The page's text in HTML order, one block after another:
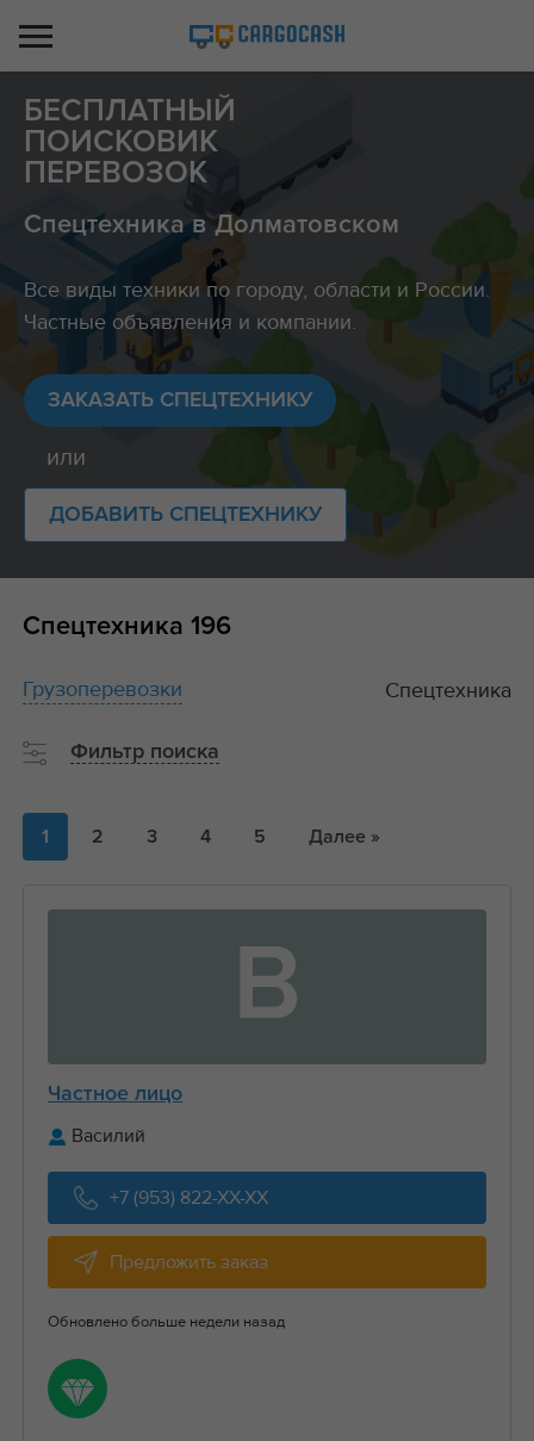
БЕСПЛАТНЫЙ
ПОИСКОВИК
ПЕРЕВОЗОК
Спецтехника в Долматовском
Все виды техники по городу, области и России.
Частные объявления и компании.
ЗАКАЗАТЬ СПЕЦТЕХНИКУ
или
ДОБАВИТЬ СПЕЦТЕХНИКУ
Спецтехника 196
1 2 3 4 5 Далее »
В
Частное лицо
Василий
+7 (953) 822-XX-XX
Предложить заказ
Обновлено больше недели назад
Грузоперевозки Спецтехника
Фильтр поиска